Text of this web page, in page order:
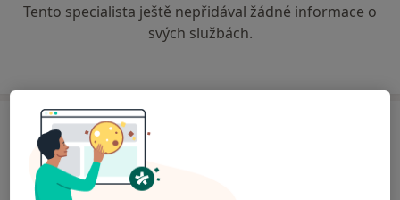
Tento specialista ještě nepřidával žádné informace o
svých službách.
Adresa
Ordinace
I.TRN klinika VFN a 1.LF UK,